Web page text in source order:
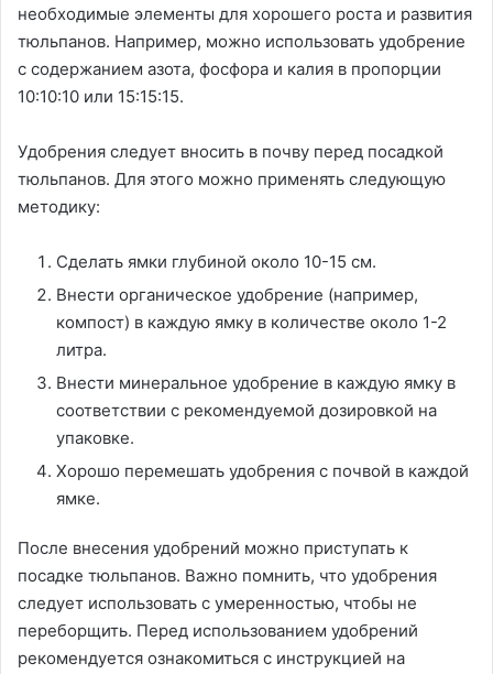
необходимые элементы для хорошего роста и развития
тюльпанов. Например, можно использовать удобрение
с содержанием азота, фосфора и калия в пропорции
10:10:10 или 15:15:15.
Удобрения следует вносить в почву перед посадкой
тюльпанов. Для этого можно применять следующую
методику:
Сделать ямки глубиной около 10-15 см.
Внести органическое удобрение (например,
компост) в каждую ямку в количестве около 1-2
литра.
Внести минеральное удобрение в каждую ямку в
соответствии с рекомендуемой дозировкой на
упаковке.
Хорошо перемешать удобрения с почвой в каждой
ямке.
После внесения удобрений можно приступать к
посадке тюльпанов. Важно помнить, что удобрения
следует использовать с умеренностью, чтобы не
переборщить. Перед использованием удобрений
рекомендуется ознакомиться с инструкцией на